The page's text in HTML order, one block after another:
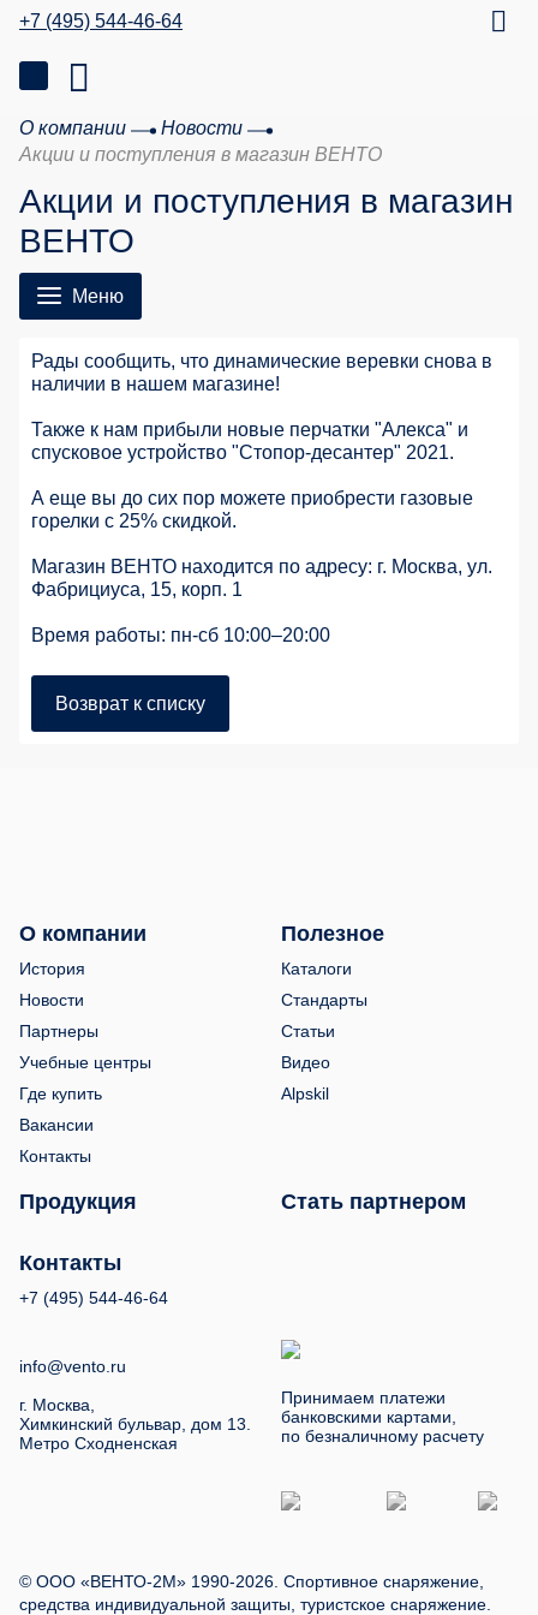
+7 (495) 544-46-64
О компании
Новости
Акции и поступления в магазин ВЕНТО
Акции и поступления в магазин
ВЕНТО
Меню
Рады сообщить, что динамические веревки снова в
наличии в нашем магазине!
Также к нам прибыли новые перчатки "Алекса" и
спусковое устройство "Стопор-десантер" 2021.
А еще вы до сих пор можете приобрести газовые
горелки с 25% скидкой.
Магазин ВЕНТО находится по адресу: г. Москва, ул.
Фабрициуса, 15, корп. 1
Время работы: пн-сб 10:00–20:00
Возврат к списку
О компании
История
Новости
Партнеры
Учебные центры
Где купить
Вакансии
Контакты
Полезное
Каталоги
Стандарты
Статьи
Видео
Alpskil
Продукция Стать партнером
Контакты
+7 (495) 544-46-64
info@vento.ru
г. Москва,
Химкинский бульвар, дом 13.
Метро Сходненская
Принимаем платежи
банковскими картами,
по безналичному расчету
© ООО «ВЕНТО-2М» 1990-2026. Спортивное снаряжение,
средства индивидуальной защиты, туристское снаряжение.